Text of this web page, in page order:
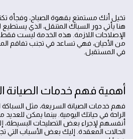
تخيل أنك مستمتع بقهوة الصباح، وفجأة
هنا يأتي دور السباك المتنقل، الذي
الإصلاحات اللازمة. هذه الخدمة ليست
من الأحيان، فهي تساعد في تجنب تفاقم
في المستقبل.
أهمية فهم خدمات الصيانة
فهم خدمات الصيانة السريعة، مثل السباكة
الراحة في حياتك اليومية. بينما يمكن
أنفسهم لإجراء بعض التصليحات البسيطة،
الحالات المعقدة. إليك بعض الأسباب